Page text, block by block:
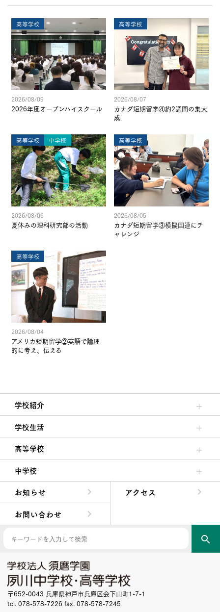
高等学校
2026/08/09
2026年度オープンハイスクール
高等学校
2026/08/07
カナダ短期留学④約2週間の集大
成
高等学校 中学校
2026/08/06
夏休みの理科研究部の活動
高等学校
2026/08/05
カナダ短期留学③模擬国連にチ
ャレンジ
高等学校
2026/08/04
アメリカ短期留学②英語で論理
的に考え、伝える
学校紹介
理事長/学園長メッセージ
安心して任せられる学校
沿革
施設・設備
大学合格実績
学校生活
クラブ活動・生徒会活動
夙川ブログ
制服紹介
夙川カレンダー
高等学校
高校校長からの挨拶
高校の教育方針／特色
特進コース／進学コース
年間行事
先輩たちの声・生徒たちの声
中学校
中学校長からの挨拶
中学校の教育方針／特色
Aコース／Bコース
年間行事
先輩たちの声・生徒たちの声
お知らせ
アクセス
お問い合わせ
search
〒652-0043 兵庫県神戸市兵庫区会下山町1-7-1
tel. 078-578-7226 fax. 078-578-7245